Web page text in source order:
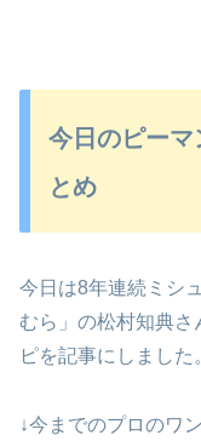
今日のピーマ
とめ
今日は8年連続ミシ
むら」の松村知典
ピを記事にしました
↓今までのプロのワ